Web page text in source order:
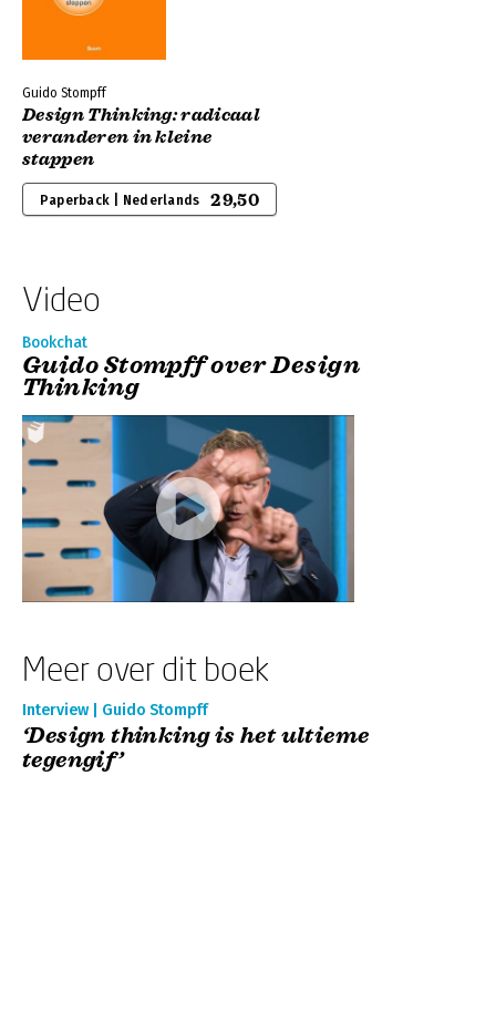
Guido Stompff
Design Thinking: radicaal
veranderen in kleine
stappen
Paperback | Nederlands 29,50
Video
Bookchat
Guido Stompff over Design
Thinking
Meer over dit boek
Interview | Guido Stompff
‘Design thinking is het ultieme
tegengif’